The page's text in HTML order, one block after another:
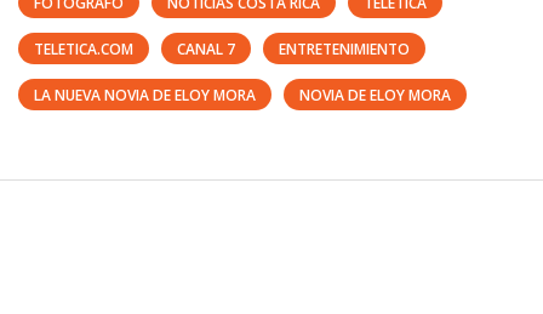
TELETICA.COM CANAL 7 ENTRETENIMIENTO
LA NUEVA NOVIA DE ELOY MORA NOVIA DE ELOY MORA